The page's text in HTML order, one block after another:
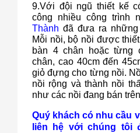
9.Với đội ngũ thiết kế
công nhiều công trình
Thành đã đưa ra
Mỗi nồi, bộ nồi được
bàn 4 chân hoặc từng
chân, cao 40cm đến
giỏ đựng cho từng nồi.
nồi rộng và thành nồi
như các nồi đang bán
Quý khách có nhu cầu
liên hệ với chúng tôi